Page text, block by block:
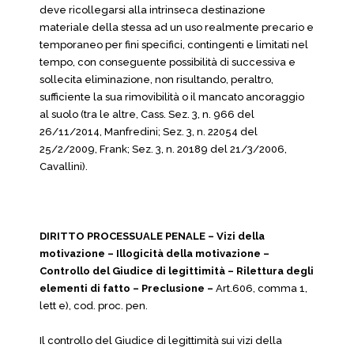
deve ricollegarsi alla intrinseca destinazione
materiale della stessa ad un uso realmente precario e
temporaneo per fini specifici, contingenti e limitati nel
tempo, con conseguente possibilità di successiva e
sollecita eliminazione, non risultando, peraltro,
sufficiente la sua rimovibilità o il mancato ancoraggio
al suolo (tra le altre, Cass. Sez. 3, n. 966 del
26/11/2014, Manfredini; Sez. 3, n. 22054 del
25/2/2009, Frank; Sez. 3, n. 20189 del 21/3/2006,
Cavallini).
DIRITTO PROCESSUALE PENALE – Vizi della
motivazione – Illogicità della motivazione –
Controllo del Giudice di legittimità – Rilettura degli
elementi di fatto – Preclusione – Art.606, comma 1,
lett e), cod. proc. pen.
Il controllo del Giudice di legittimità sui vizi della